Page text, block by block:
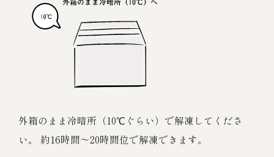
外箱のまま冷暗所（10℃ぐらい）で解凍してくださ
い。 約16時間～20時間位で解凍できます。